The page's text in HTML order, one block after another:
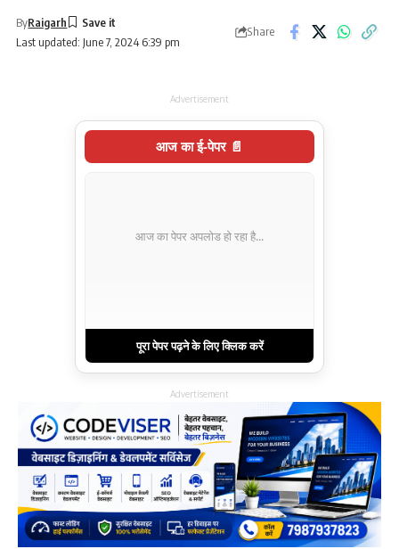
Last updated: June 7, 2024 6:39 pm
ByRaigarh
Share
Advertisement
आज का ई-पेपर 📄
आज का पेपर अपलोड हो रहा है...
पूरा पेपर पढ़ने के लिए क्लिक करें
Advertisement